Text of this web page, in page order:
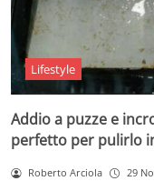
Lifestyle
Addio a puzze e
perfetto per pulirlo
Roberto Arciola 29